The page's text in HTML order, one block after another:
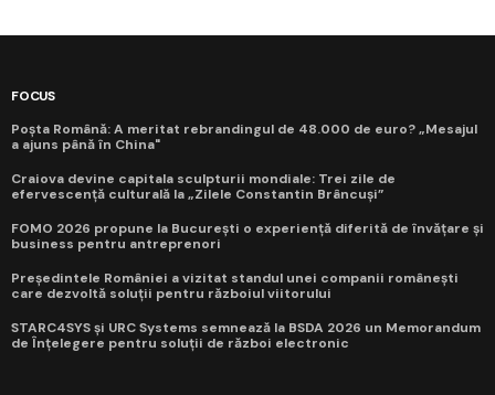
FOCUS
Poșta Română: A meritat rebrandingul de 48.000 de euro? „Mesajul
a ajuns până în China"
Craiova devine capitala sculpturii mondiale: Trei zile de
efervescență culturală la „Zilele Constantin Brâncuși”
FOMO 2026 propune la București o experiență diferită de învățare și
business pentru antreprenori
Președintele României a vizitat standul unei companii românești
care dezvoltă soluții pentru războiul viitorului
STARC4SYS și URC Systems semnează la BSDA 2026 un Memorandum
de Înțelegere pentru soluții de război electronic